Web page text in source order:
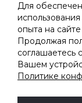
Дарим
Для
опыта на
Продолжая
соглашаетесь
Вашем
Политике